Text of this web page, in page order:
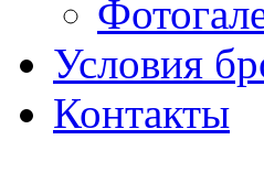
Условия
Контакты